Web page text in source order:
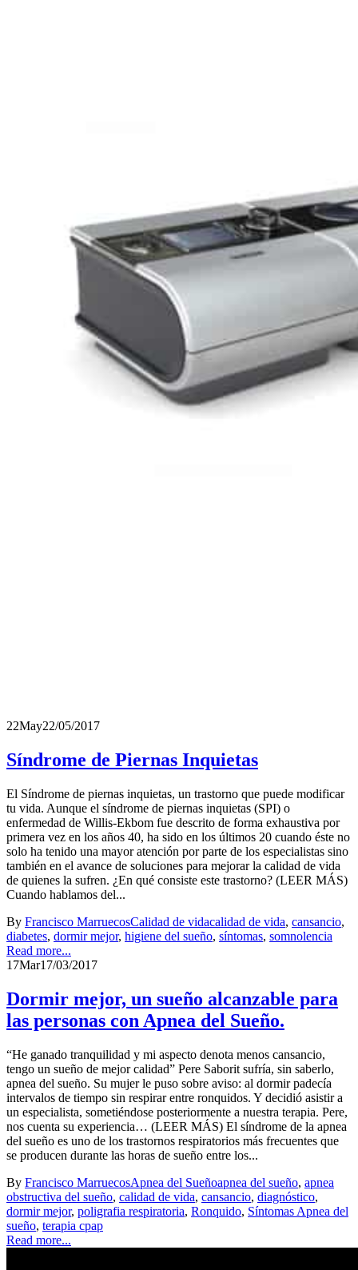
22May22/05/2017
Síndrome de Piernas Inquietas
El Síndrome de piernas inquietas, un trastorno que puede modificar
tu vida. Aunque el síndrome de piernas inquietas (SPI) o
enfermedad de Willis-Ekbom fue descrito de forma exhaustiva por
primera vez en los años 40, ha sido en los últimos 20 cuando éste no
solo ha tenido una mayor atención por parte de los especialistas sino
también en el avance de soluciones para mejorar la calidad de vida
de quienes la sufren. ¿En qué consiste este trastorno? (LEER MÁS)
Cuando hablamos del...
By Francisco MarruecosCalidad de vidacalidad de vida, cansancio,
diabetes, dormir mejor, higiene del sueño, síntomas, somnolencia
Read more...
17Mar17/03/2017
Dormir mejor, un sueño alcanzable para
las personas con Apnea del Sueño.
“He ganado tranquilidad y mi aspecto denota menos cansancio,
tengo un sueño de mejor calidad” Pere Saborit sufría, sin saberlo,
apnea del sueño. Su mujer le puso sobre aviso: al dormir padecía
intervalos de tiempo sin respirar entre ronquidos. Y decidió asistir a
un especialista, sometiéndose posteriormente a nuestra terapia. Pere,
nos cuenta su experiencia… (LEER MÁS) El síndrome de la apnea
del sueño es uno de los trastornos respiratorios más frecuentes que
se producen durante las horas de sueño entre los...
By Francisco MarruecosApnea del Sueñoapnea del sueño, apnea
obstructiva del sueño, calidad de vida, cansancio, diagnóstico,
dormir mejor, poligrafia respiratoria, Ronquido, Síntomas Apnea del
sueño, terapia cpap
Read more...